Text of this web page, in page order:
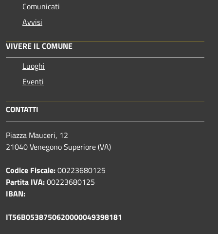
Comunicati
Avvisi
VIVERE IL COMUNE
Luoghi
Eventi
CONTATTI
Piazza Mauceri, 12
21040 Venegono Superiore (VA)
Codice Fiscale:00223680125
Partita IVA:00223680125
IBAN:
IT56B0538750620000049398181